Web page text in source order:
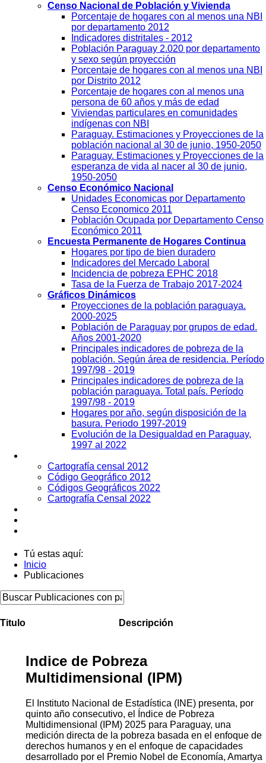
Censo Nacional de Población y Vivienda
Porcentaje de hogares con al menos una NBI
por departamento 2012
Indicadores distritales - 2012
Población Paraguay 2.020 por departamento
y sexo según proyección
Porcentaje de hogares con al menos una NBI
por Distrito 2012
Porcentaje de hogares con al menos una
persona de 60 años y más de edad
Viviendas particulares en comunidades
indígenas con NBI
Paraguay. Estimaciones y Proyecciones de la
población nacional al 30 de junio, 1950-2050
Paraguay. Estimaciones y Proyecciones de la
esperanza de vida al nacer al 30 de junio,
1950-2050
Censo Económico Nacional
Unidades Economicas por Departamento
Censo Economico 2011
Población Ocupada por Departamento Censo
Económico 2011
Encuesta Permanente de Hogares Continua
Hogares por tipo de bien duradero
Indicadores del Mercado Laboral
Incidencia de pobreza EPHC 2018
Tasa de la Fuerza de Trabajo 2017-2024
Gráficos Dinámicos
Proyecciones de la población paraguaya.
2000-2025
Población de Paraguay por grupos de edad.
Años 2001-2020
Principales indicadores de pobreza de la
población. Según área de residencia. Período
1997/98 - 2019
Principales indicadores de pobreza de la
población paraguaya. Total país. Período
1997/98 - 2019
Hogares por año, según disposición de la
basura. Periodo 1997-2019
Evolución de la Desigualdad en Paraguay,
1997 al 2022
Cartografía censal 2012
Código Geográfico 2012
Códigos Geográficos 2022
Cartografía Censal 2022
Tú estas aquí:
Inicio
Publicaciones
Titulo Descripción
Indice de Pobreza
Multidimensional (IPM)
El Instituto Nacional de Estadística (INE) presenta, por
quinto año consecutivo, el Índice de Pobreza
Multidimensional (IPM) 2025 para Paraguay, una
medición directa de la pobreza basada en el enfoque de
derechos humanos y en el enfoque de capacidades
desarrollado por el Premio Nobel de Economía, Amartya